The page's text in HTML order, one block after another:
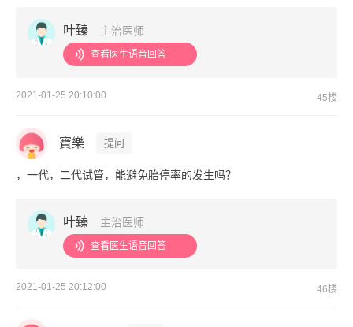
叶臻 主治医师
查看医生语音回答
2021-01-25 20:10:00 45楼
寶樂 提问
，一代，二代试管，能避免胎停率的发生吗？
叶臻 主治医师
查看医生语音回答
2021-01-25 20:12:00 46楼